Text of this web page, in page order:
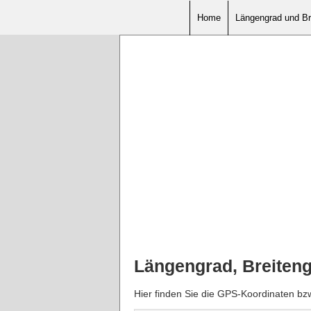
Home Längengrad und
Längengrad,
Hier finden Sie die GPS-Koordinaten